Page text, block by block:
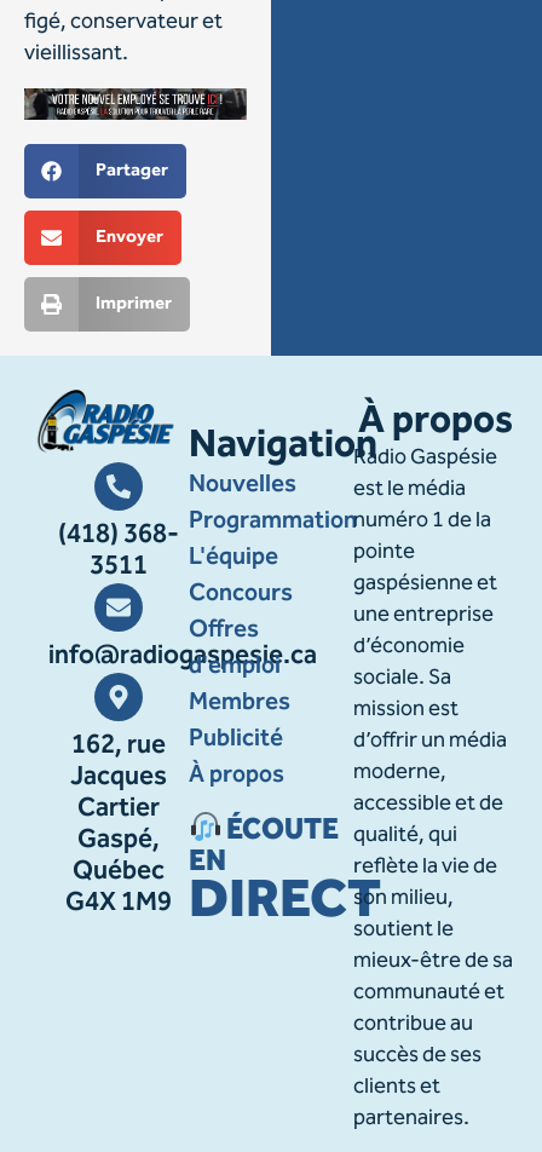
figé, conservateur et
vieillissant.
Partager
Envoyer
Imprimer
(418) 368-
3511
info@radiogaspesie.ca
162, rue
Jacques
Cartier
Gaspé,
Québec
G4X 1M9
Navigation
Nouvelles
Programmation
L'équipe
Concours
Offres
d'emploi
Membres
Publicité
À propos
ÉCOUTE
EN
DIRECT
À propos
Radio Gaspésie
est le média
numéro 1 de la
pointe
gaspésienne et
une entreprise
d’économie
sociale. Sa
mission est
d’offrir un média
moderne,
accessible et de
qualité, qui
reflète la vie de
son milieu,
soutient le
mieux-être de sa
communauté et
contribue au
succès de ses
clients et
partenaires.